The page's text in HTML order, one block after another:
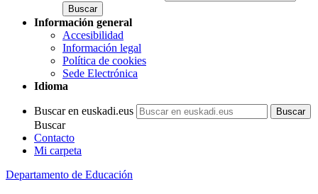
Información general
Accesibilidad
Información legal
Política de cookies
Sede Electrónica
Idioma
Buscar en euskadi.eus
Buscar
Contacto
Mi carpeta
Departamento de Educación